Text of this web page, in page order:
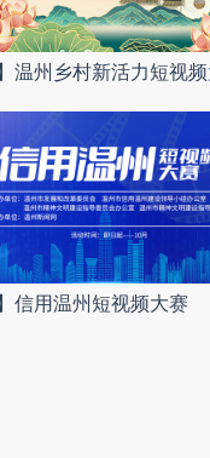
温州乡村新活力短视
信用温州短视频大赛